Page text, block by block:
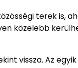
terek is,
közelebb
vissza. Az egyik